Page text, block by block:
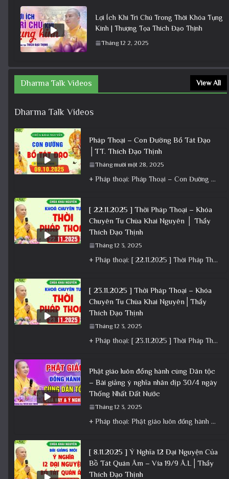
Lợi Ích Khi Trì Chú Trong Thời Khóa Tụng
Kinh | Thượng Tọa Thích Đạo Thịnh
Tháng 12 2, 2025
Dharma Talk Videos View All
Dharma Talk Videos
Pháp Thoại – Con Đường Bồ Tát Đạo
│TT. Thích Đạo Thịnh
Tháng mười một 28, 2025
+ Pháp thoại: Pháp Thoại – Con Đường Bồ Tát Đạo │TT. Thích Đạo Thịnh + Album: Pháp Thoại +
[ 22.11.2025 ] Thời Pháp Thoại – Khóa
Chuyên Tu Chùa Khai Nguyên │ Thầy
Thích Đạo Thịnh
Tháng 12 3, 2025
+ Pháp thoại: [ 22.11.2025 ] Thời Pháp Thoại – Khóa Chuyên Tu Chùa Khai Nguyên │ Thầy Thích Đạo
[ 23.11.2025 ] Thời Pháp Thoại – Khóa
Chuyên Tu Chùa Khai Nguyên│Thầy
Thích Đạo Thịnh
Tháng 12 3, 2025
+ Pháp thoại: [ 23.11.2025 ] Thời Pháp Thoại – Khóa Chuyên Tu Chùa Khai Nguyên│Thầy Thích Đạo Thịnh +
Phật giáo luôn đồng hành cùng Dân tộc
– Bài giảng ý nghĩa nhân dịp 30/4 ngày
Thống Nhất Đất Nước
Tháng 12 3, 2025
+ Pháp thoại: Phật giáo luôn đồng hành cùng Dân tộc – Bài giảng ý nghĩa nhân dịp 30/4 ngày
[ 8.11.2025 ] Ý Nghĩa 12 Đại Nguyện Của
Bồ Tát Quán Âm – Vía 19/9 Â.L│Thầy
Thích Đạo Thịnh